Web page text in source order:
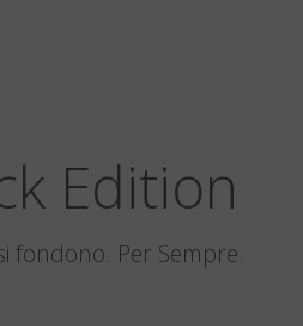
Edition
fondono. Per Sempre.